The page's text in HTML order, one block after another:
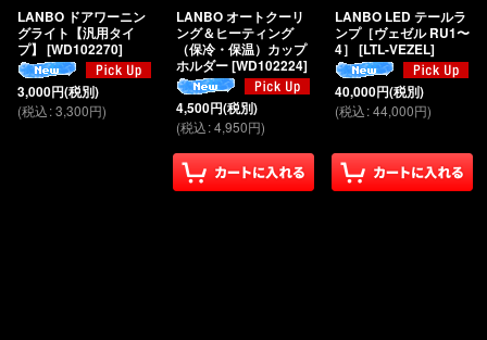
LANBO ドアワーニン
グライト【汎用タイ
プ】 [WD102270]
3,000円(税別)
(税込:3,300円)
LANBO オートクーリ
ング＆ヒーティング
（保冷・保温）カップ
ホルダー[WD102224]
4,500円(税別)
(税込:4,950円)
LANBO LED テールラ
ンプ［ヴェゼル RU1〜
4］ [LTL-VEZEL]
40,000円(税別)
(税込:44,000円)